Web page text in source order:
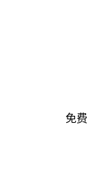
免费